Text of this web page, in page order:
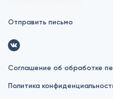
Отправить письмо
Соглашение об обработке
Политика